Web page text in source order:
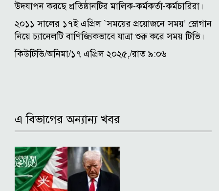
উদযাপন করছে প্রতিষ্ঠানটির মালিক-কর্মকর্তা-কর্মচারিরা।
২০১১ সালের ১৭ই এপ্রিল `সময়ের প্রয়োজনে সময়’ স্লোগান
নিয়ে চ্যানেলটি বাণিজ্যিকভাবে যাত্রা শুরু করে সময় টিভি।
কিউটিভি/অনিমা/১৭ এপ্রিল ২০২৫,/রাত ৯:০৬
এ বিভাগের অন্যান্য খবর